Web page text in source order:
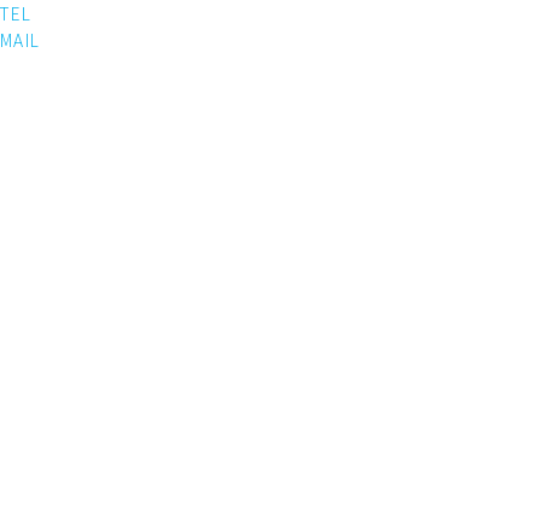
TEL
MAIL